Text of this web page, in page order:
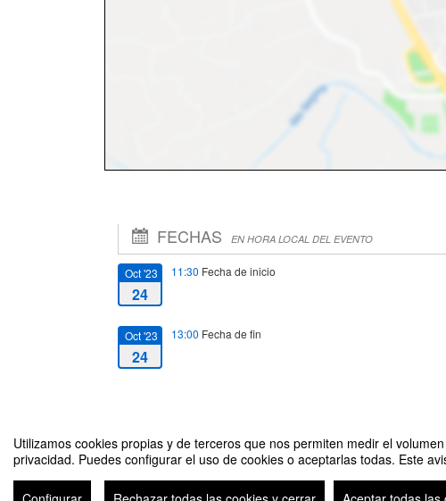
Utilizamos cookies propias y de terceros que nos permiten medir el
privacidad. Puedes configurar el uso de cookies o aceptarlas todas. Este
FECHAS EN HORA LOCAL DEL EVENTO
Oct '23
24
11:30 Fecha de inicio
Oct '23
24
13:00 Fecha de fin
Entrega de Premios: 3ª Edición Premios a los Mejores TFG Sostenible